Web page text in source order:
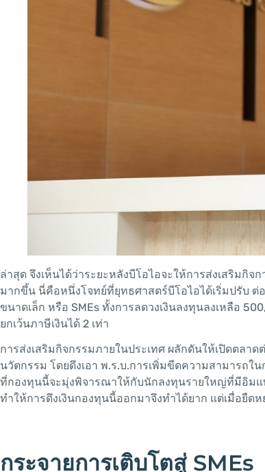
ล่าสุด จึงเห็นได้ว่าระยะหลังบีโอไอจะให้การส่งเสริม
มากขึ้น นี่คือหนึ่งโจทย์ที่ยุทธศาสตร์บีโอไอได้เริ่มปรับ
ขนาดเล็ก หรือ SMEs ทั้งการลดวงเงินลงทุนลงเหลือ
ยกเว้นภาษีเงินได้ 2 เท่า
การส่งเสริมกิจกรรมภายในประเทศ ผลักดันให้เปิดตลา
นวัตกรรม โดยดึงเอา พ.ร.บ.การเพิ่มขีดความสามารถใ
ที่กองทุนนี้จะมุ่งพิจารณาให้กับนักลงทุนรายใหญ่ที่มีอิมแ
ทำให้การดึงเงินกองทุนนี้ออกมาจึงทำได้ยาก แต่เมื่อยื
กระจายการเติบโตสู่ SMEs